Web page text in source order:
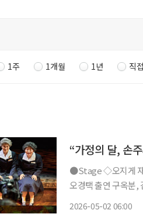
1주 1개월 1년 직
“가정의 달, 손
●Stage ◇오지게 재밌는 가시나들 일정 5월 15일 ~ 6월 28일 장소 국립극장 하늘극장 연출
오경택 출연 구옥분,
2026-05-02 06:00